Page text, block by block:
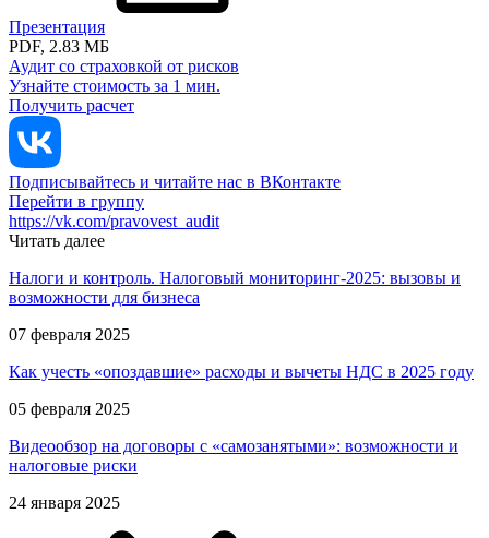
Презентация
PDF, 2.83 МБ
Аудит со страховкой от рисков
Узнайте стоимость за 1 мин.
Получить расчет
Подписывайтесь и читайте нас в ВКонтакте
Перейти в группу
https://vk.com/pravovest_audit
Читать далее
Налоги и контроль. Налоговый мониторинг-2025: вызовы и
возможности для бизнеса
07 февраля 2025
Как учесть «опоздавшие» расходы и вычеты НДС в 2025 году
05 февраля 2025
Видеообзор на договоры с «самозанятыми»: возможности и
налоговые риски
24 января 2025